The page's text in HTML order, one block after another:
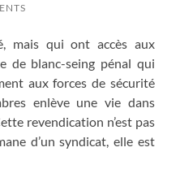
mais qui ont accès aux
de blanc-seing pénal qui
aux forces de sécurité
enlève une vie dans
revendication n’est pas
d’un syndicat, elle est